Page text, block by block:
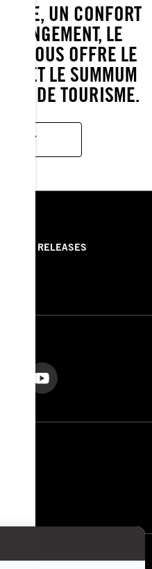
UN CONFORT
RANGEMENT, LE
VOUS OFFRE LE
ET LE SUMMUM
DE TOURISME.
PLUS
PRESS RELEASES